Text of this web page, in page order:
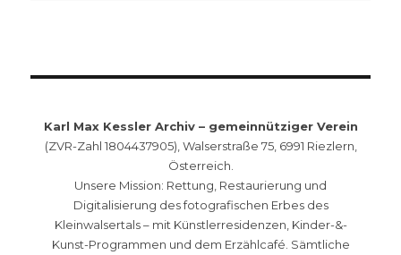
Karl Max Kessler Archiv – gemeinnütziger Verein
(ZVR-Zahl 1804437905), Walserstraße 75, 6991 Riezlern,
Österreich.
Unsere Mission: Rettung, Restaurierung und
Digitalisierung des fotografischen Erbes des
Kleinwalsertals – mit Künstlerresidenzen, Kinder-&-
Kunst-Programmen und dem Erzählcafé. Sämtliche